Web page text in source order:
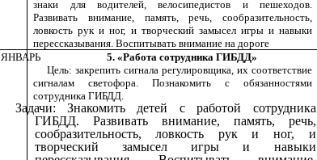
знаки для водителей, велосипедистов и пешеходов.
Развивать внимание, память, речь, сообразительность,
ловкость рук и ног, и творческий замысел игры и навыки
перессказывания. Воспитывать внимание на дороге
ЯНВАРЬ
5. «Работа сотрудника ГИБДД»
Цель: закрепить сигнала регулировщика, их соответствие
сигналам светофора. Познакомить с обязанностями
сотрудника ГИБДД.
Задачи: Знакомить детей с работой сотрудника
ГИБДД. Развивать внимание, память, речь,
сообразительность, ловкость рук и ног, и
творческий замысел игры и навыки